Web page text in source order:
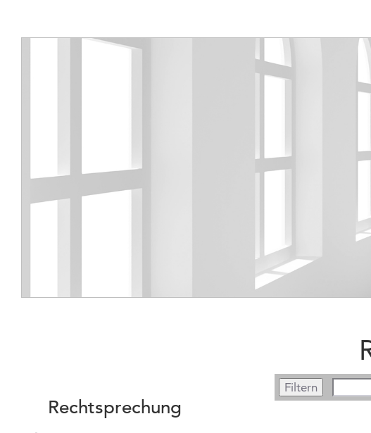
Rechtsprechung